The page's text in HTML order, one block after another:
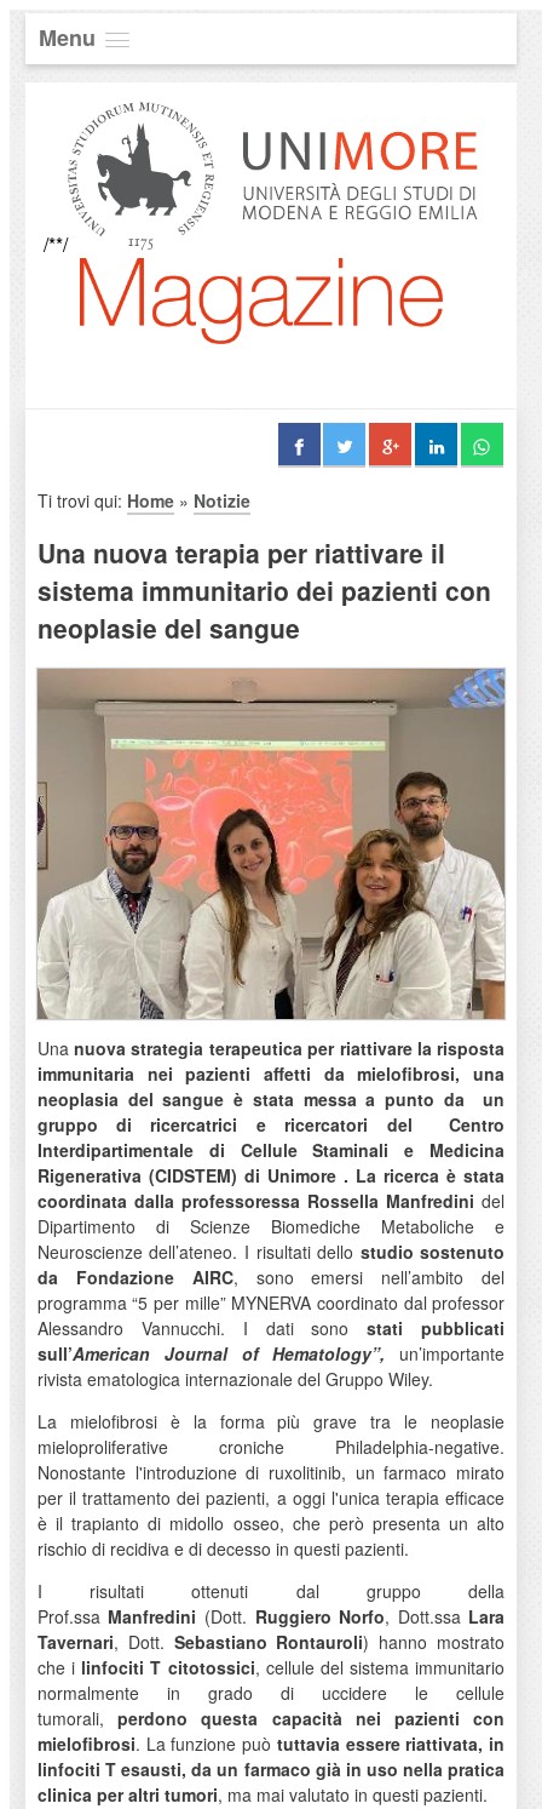
Menu
/**/
Ti trovi qui: Home» Notizie
Una nuova terapia per riattivare il
sistema immunitario dei pazienti con
neoplasie del sangue
Unanuova strategia terapeutica per riattivare la risposta
immunitaria nei pazienti affetti da mielofibrosi, una
neoplasia del sangue è stata messa a punto da
un
gruppo di ricercatrici e ricercatori del
Centro
Interdipartimentale di Cellule Staminali e Medicina
Rigenerativa (CIDSTEM) di Unimore . La ricerca è stata
coordinata dalla professoressa Rossella Manfredinidel
Dipartimento di Scienze Biomediche Metaboliche e
Neuroscienze dell’ateneo. I risultati dello studio sostenuto
da Fondazione AIRC, sono emersi nell’ambito del
programma “5 per mille” MYNERVA coordinato dal professor
Alessandro Vannucchi. I dati sono stati pubblicati
sull’American Journal of Hematology”,
un’importante
rivista ematologica internazionale del Gruppo Wiley.
La mielofibrosi è la forma più grave tra le neoplasie
mieloproliferative croniche Philadelphia-negative.
Nonostante l'introduzione di ruxolitinib, un farmaco mirato
per il trattamento dei pazienti, a oggi l'unica terapia efficace
è il trapianto di midollo osseo, che però presenta un alto
rischio di recidiva e di decesso in questi pazienti.
I risultati ottenuti dal gruppo della
Prof.ssa Manfredini (Dott. Ruggiero Norfo, Dott.ssa Lara
Tavernari, Dott. Sebastiano Rontauroli) hanno mostrato
che i linfociti T citotossici, cellule del sistema immunitario
normalmente in grado di uccidere le cellule
tumorali,perdono questa capacità nei pazienti con
mielofibrosi. La funzione può tuttavia essere riattivata, in
linfociti T esausti, da un farmaco già in uso nella pratica
clinica per altri tumori, ma mai valutato in questi pazienti.